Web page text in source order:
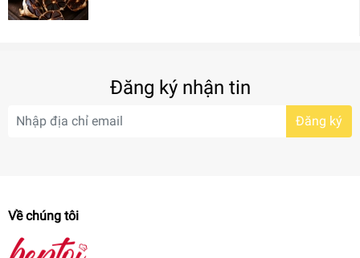
Đăng ký nhận tin
Đăng ký
Về chúng tôi